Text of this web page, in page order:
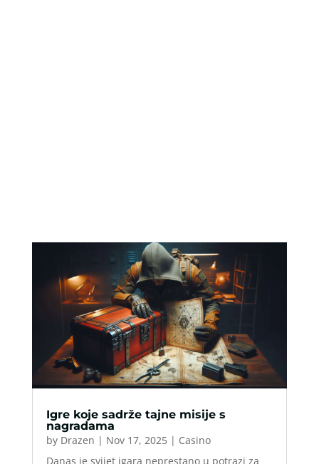
Igre koje sadrže tajne misije s
nagradama
by Drazen | Nov 17, 2025| Casino
Danas je svijet igara neprestano u potrazi za